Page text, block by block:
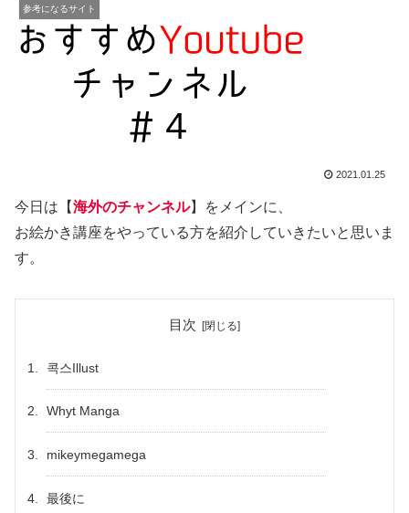
参考になるサイト
2021.01.25
今日は【海外のチャンネル】をメインに、
お絵かき講座をやっている方を紹介していきたいと思いま
す。
目次
콕스Illust
Whyt Manga
mikeymegamega
最後に